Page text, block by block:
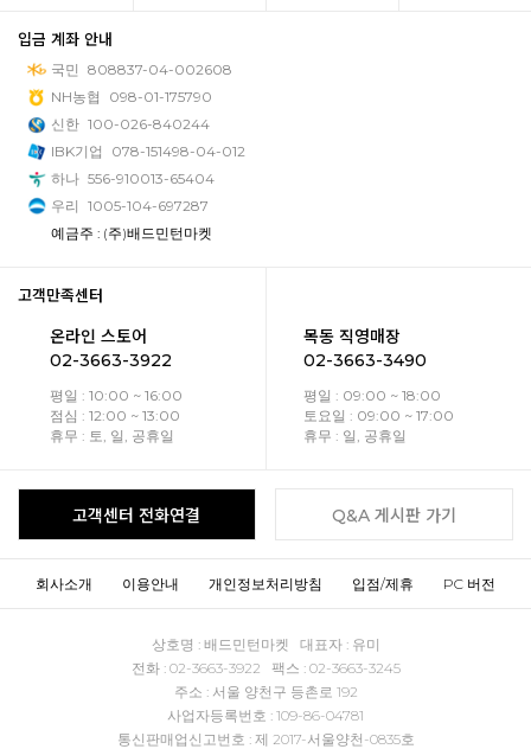
입금 계좌 안내
국민 808837-04-002608
NH농협
098-01-175790
신한 100-026-840244
IBK기업
078-151498-04-012
하나 556-910013-65404
우리 1005-104-697287
예금주 : (주)배드민턴마켓
고객만족센터
온라인 스토어
02-3663-3922
평일 : 10:00 ~ 16:00
점심 : 12:00 ~ 13:00
휴무 : 토, 일, 공휴일
목동 직영매장
02-3663-3490
평일 : 09:00 ~ 18:00
토요일 : 09:00 ~ 17:00
휴무 : 일, 공휴일
고객센터 전화연결 Q&A 게시판 가기
회사소개 이용안내 개인정보처리방침 입점/제휴 PC 버전
상호명 : 배드민턴마켓 대표자 : 유미
전화 : 02-3663-3922 팩스 : 02-3663-3245
주소 : 서울 양천구 등촌로 192
사업자등록번호 : 109-86-04781
통신판매업신고번호 : 제 2017-서울양천-0835호